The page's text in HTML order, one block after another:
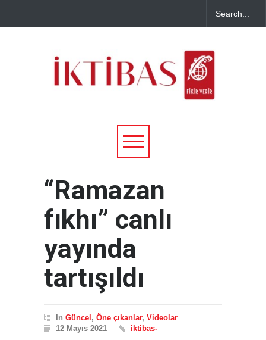
“Ramazan
fıkhı” canlı
yayında
tartışıldı
In Güncel, Öne çıkanlar, Videolar
12 Mayıs 2021
iktibas-